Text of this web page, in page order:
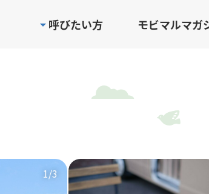
呼びたい方 モビマルマガ
1/3